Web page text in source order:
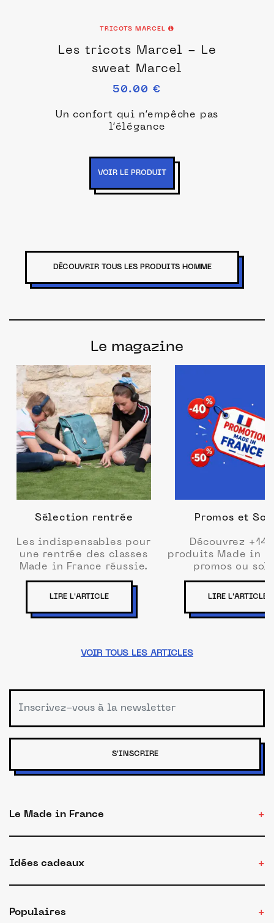
TRICOTS MARCEL
Les tricots Marcel - Le
sweat Marcel
50.00 €
Un confort qui n’empêche pas
l’élégance
VOIR LE PRODUIT
DÉCOUVRIR TOUS LES PRODUITS HOMME
Le magazine
Sélection rentrée
Les indispensables pour
une rentrée des classes
Made in France réussie.
LIRE L'ARTICLE
Promos et
Découvrez +14
produits Made in
promos ou
LIRE L'ARTICLE
VOIR TOUS LES ARTICLES
S'INSCRIRE
Le Made in France
Idées cadeaux
Populaires